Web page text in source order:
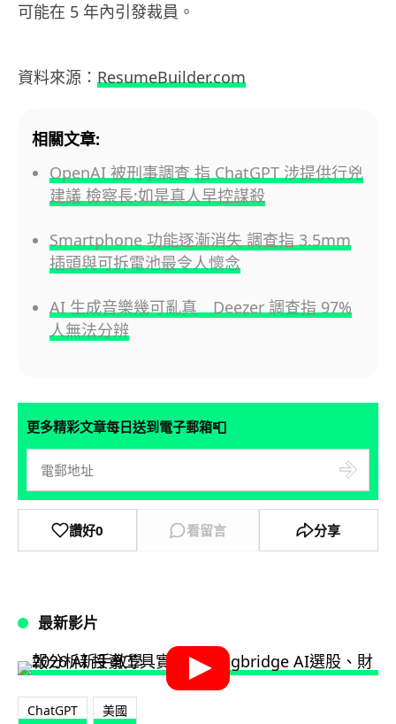
可能在 5 年內引發裁員。
資料來源： ResumeBuilder.com
相關文章:
OpenAI 被刑事調查 指 ChatGPT 涉提供行兇
建議 檢察長:如是真人早控謀殺
Smartphone 功能逐漸消失 調查指 3.5mm
插頭與可拆電池最令人懷念
AI 生成音樂幾可亂真 Deezer 調查指 97%
人無法分辨
更多精彩文章每日送到電子郵箱📮
讚好0 看留言 分享
最新影片
ChatGPT 美國